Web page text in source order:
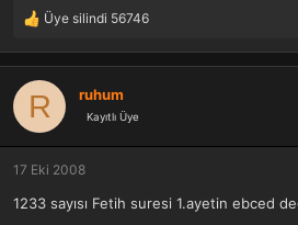
T
p
k
l
e
r
Üye silindi 56746
R ruhum
Kayıtlı Üye
17 Eki 2008
1233 sayısı Fetih suresi 1.ayetin ebced